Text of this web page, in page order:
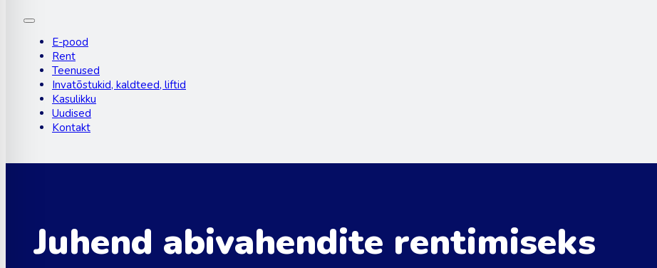
E-pood
Rent
Teenused
Invatõstukid, kaldteed, liftid
Kasulikku
Uudised
Kontakt
Juhend abivahendite rentimiseks